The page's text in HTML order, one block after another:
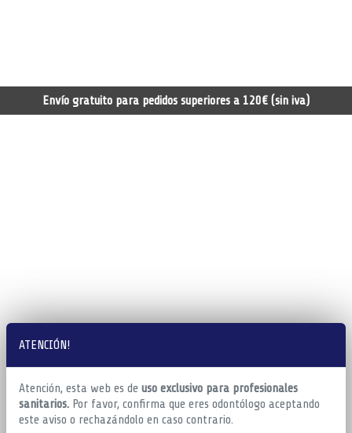
ATENCIÓN!
Atención, esta web es de uso exclusivo para profesionales
sanitarios. Por favor, confirma que eres odontólogo aceptando
este aviso o rechazándolo en caso contrario.
Envío gratuito para pedidos superiores a 120€ (sin iva)